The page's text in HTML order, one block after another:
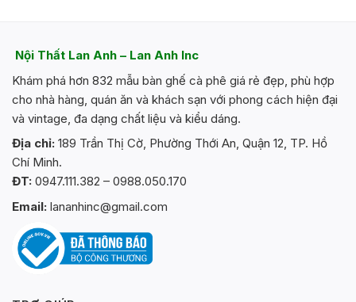
Nội Thất Lan Anh – Lan Anh Inc
Khám phá hơn 832 mẫu bàn ghế cà phê giá rẻ đẹp, phù hợp
cho nhà hàng, quán ăn và khách sạn với phong cách hiện đại
và vintage, đa dạng chất liệu và kiểu dáng.
Địa chỉ: 189 Trần Thị Cờ, Phường Thới An, Quận 12, TP. Hồ
Chí Minh.
ĐT: 0947.111.382 – 0988.050.170
Email: lananhinc@gmail.com